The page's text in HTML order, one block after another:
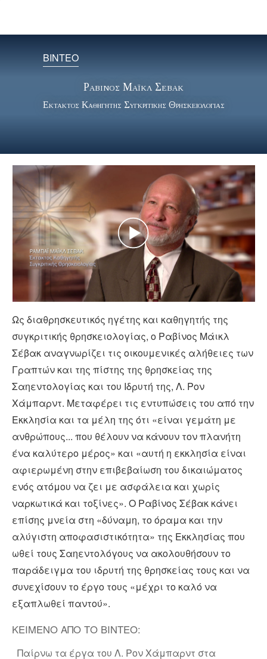
ΒΙΝΤΕΟ
Ραβίνος Μάικλ Σέβακ
Εκτακτος Καθηγητής Συγκριτικής Θρησκειολογίας
Play
Video
Ως διαθρησκευτικός ηγέτης και καθηγητής της
συγκριτικής θρησκειολογίας, ο Ραβίνος Μάικλ
Σέβακ αναγνωρίζει τις οικουμενικές αλήθειες των
Γραπτών και της πίστης της θρησκείας της
Σαηεντολογίας και του Ιδρυτή της, Λ. Ρον
Χάμπαρντ. Μεταφέρει τις εντυπώσεις του από την
Εκκλησία και τα μέλη της ότι «είναι γεμάτη με
ανθρώπους... που θέλουν να κάνουν τον πλανήτη
ένα καλύτερο μέρος» και «αυτή η εκκλησία είναι
αφιερωμένη στην επιβεβαίωση του δικαιώματος
ενός ατόμου να ζει με ασφάλεια και χωρίς
ναρκωτικά και τοξίνες». Ο Ραβίνος Σέβακ κάνει
επίσης μνεία στη «δύναμη, το όραμα και την
αλύγιστη αποφασιστικότητα» της Εκκλησίας που
ωθεί τους Σαηεντολόγους να ακολουθήσουν το
παράδειγμα του ιδρυτή της θρησκείας τους και να
συνεχίσουν το έργο τους «μέχρι το καλό να
εξαπλωθεί παντού».
ΚΕΙΜΕΝΟ ΑΠΟ ΤΟ ΒΙΝΤΕΟ:
Παίρνω τα έργα του Λ. Ρον Χάμπαρντ στα